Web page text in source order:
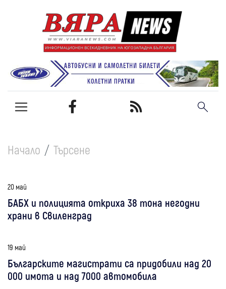
Начало Търсене
20 май
БАБХ и полицията откриха 38 тона негодни
храни в Свиленград
19 май
Българските магистрати са придобили над 20
000 имота и над 7000 автомобила